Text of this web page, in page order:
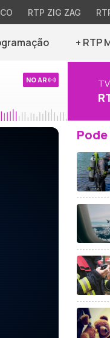
RTP ZIG ZAG
+ RTP
NO AR TV